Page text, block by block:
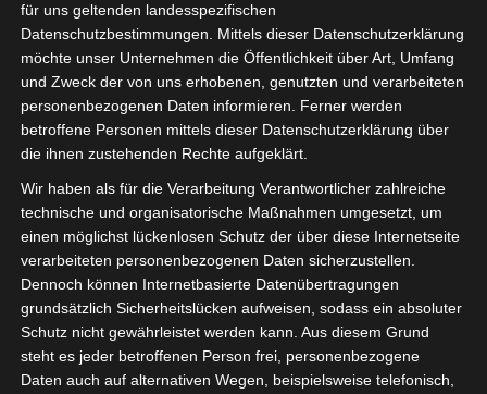
Sie befinden sich hier:Startseite»Spieler»Fahmi
Maaouani
Fahmi Maaouani
Voller Name Fahmi Maaouani
Position Mittelfeldspieler
Aktuelles Team
Croissant Sportif
Chebbien (CSC)
Nationalität
für uns geltenden landesspezifischen
Datenschutzbestimmungen. Mittels dieser Datenschutzerklärung
möchte unser Unternehmen die Öffentlichkeit über Art, Umfang
und Zweck der von uns erhobenen, genutzten und verarbeiteten
personenbezogenen Daten informieren. Ferner werden
betroffene Personen mittels dieser Datenschutzerklärung über
die ihnen zustehenden Rechte aufgeklärt.
Wir haben als für die Verarbeitung Verantwortlicher zahlreiche
technische und organisatorische Maßnahmen umgesetzt, um
einen möglichst lückenlosen Schutz der über diese Internetseite
verarbeiteten personenbezogenen Daten sicherzustellen.
Dennoch können Internetbasierte Datenübertragungen
grundsätzlich Sicherheitslücken aufweisen, sodass ein absoluter
Schutz nicht gewährleistet werden kann. Aus diesem Grund
steht es jeder betroffenen Person frei, personenbezogene
Daten auch auf alternativen Wegen, beispielsweise telefonisch,